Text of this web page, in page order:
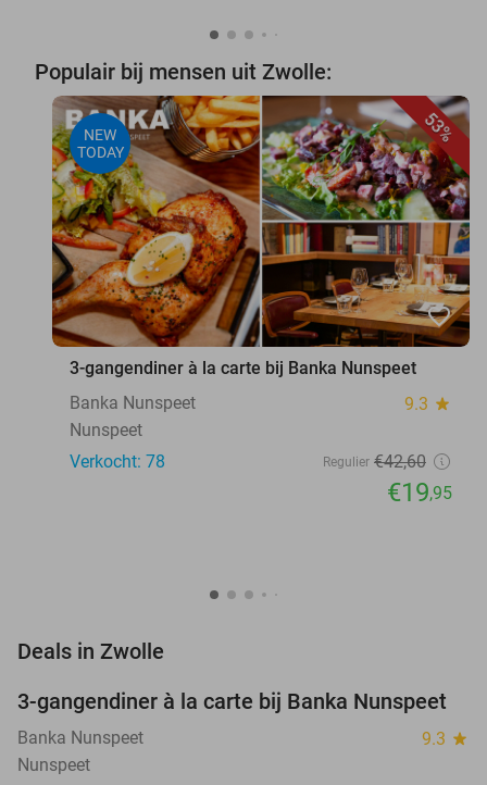
Populair bij mensen uit Zwolle:
53%
NEW
TODAY
favorite_border
3-gangendiner à la carte bij Banka Nunspeet
Banka Nunspeet
9.3 star
Nunspeet
Verkocht: 78
Regulier €42,60
€19,95
Deals in Zwolle
53%
NEW
TODAY
3-gangendiner à la carte bij Banka Nunspeet
Banka Nunspeet 9.3 star
Nunspeet